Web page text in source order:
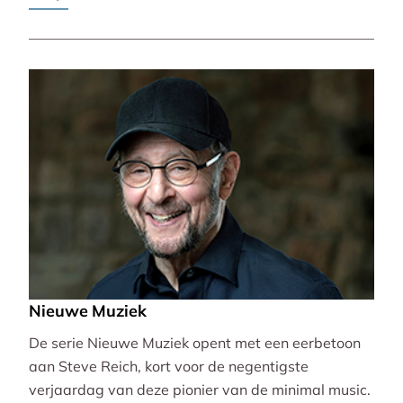
Nieuwe Muziek
De serie Nieuwe Muziek opent met een eerbetoon
aan Steve Reich, kort voor de negentigste
verjaardag van deze pionier van de minimal music.